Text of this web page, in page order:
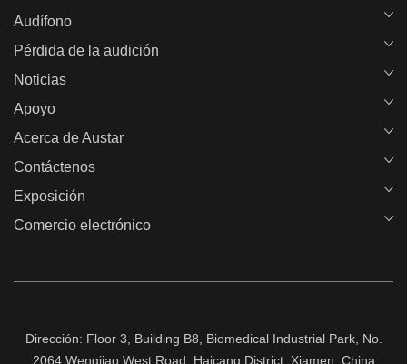
Audífono
Pérdida de la audición
Noticias
Apoyo
Acerca de Austar
Contáctenos
Exposición
Comercio electrónico
Dirección: Floor 3, Building B8, Biomedical Industrial Park, No.
2064 Wengjiao West Road, Haicang District, Xiamen, China